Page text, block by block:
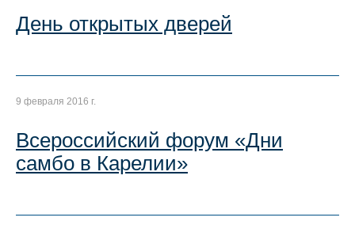
День открытых дверей
9 февраля 2016 г.
Всероссийский форум «Дни
самбо в Карелии»